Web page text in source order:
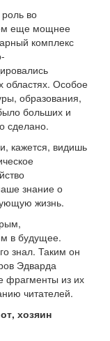
во
еще мощнее
комплекс
областях. Особое
образования,
больших и
сделано.
кажется, видишь
знание о
жизнь.
в будущее.
знал. Таким он
Эдварда
фрагменты из их
читателей.
хозяин